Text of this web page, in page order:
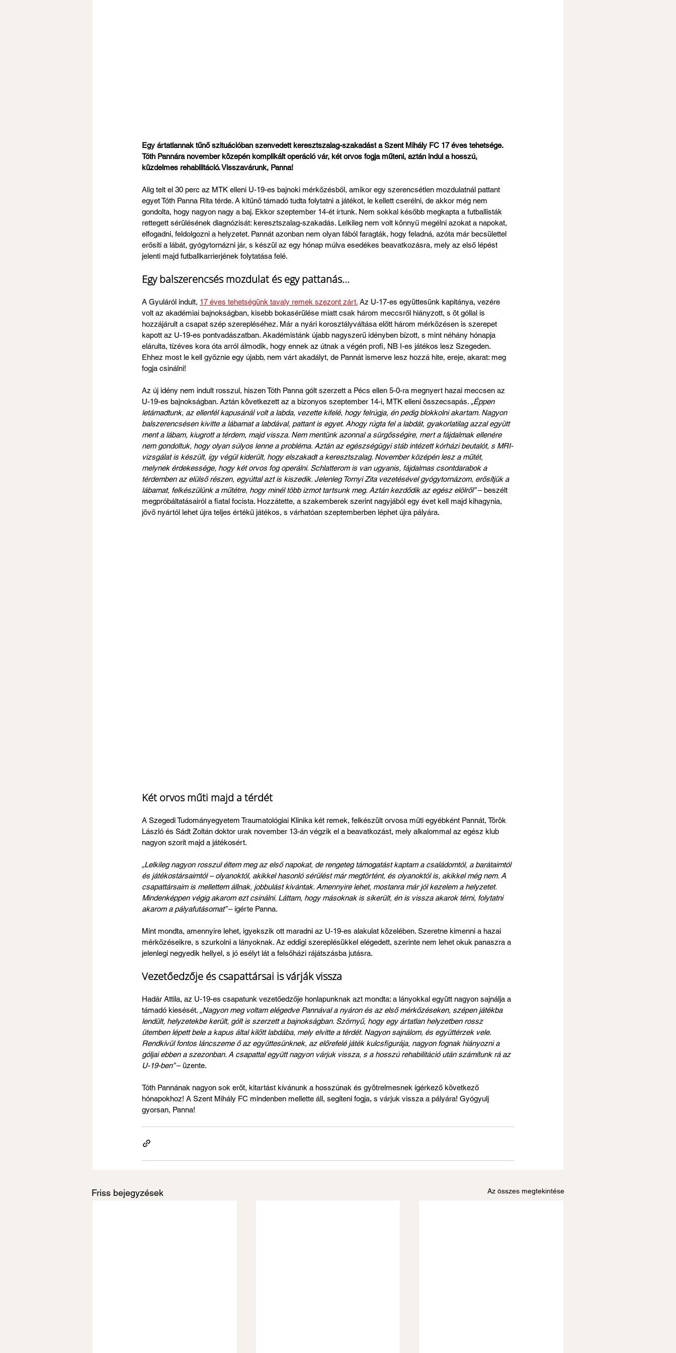
Egy ártatlannak tűnő szituációban szenvedett keresztszalag-szakadást a Szent Mihály FC 17 éves tehetsége.
Tóth Pannára november közepén komplikált operáció vár, két orvos fogja műteni, aztán indul a hosszú,
küzdelmes rehabilitáció. Visszavárunk, Panna!
Alig telt el 30 perc az MTK elleni U-19-es bajnoki mérkőzésből, amikor egy szerencsétlen mozdulatnál pattant
egyet Tóth Panna Rita térde. A kitűnő támadó tudta folytatni a játékot, le kellett cserélni, de akkor még nem
gondolta, hogy nagyon nagy a baj. Ekkor szeptember 14-ét írtunk. Nem sokkal később megkapta a futballisták
rettegett sérülésének diagnózisát: keresztszalag-szakadás. Lelkileg nem volt könnyű megélni azokat a napokat,
elfogadni, feldolgozni a helyzetet. Pannát azonban nem olyan fából faragták, hogy feladná, azóta már becsülettel
erősíti a lábát, gyógytornázni jár, s készül az egy hónap múlva esedékes beavatkozásra, mely az első lépést
jelenti majd futballkarrierjének folytatása felé.
Egy balszerencsés mozdulat és egy pattanás...
A Gyuláról indult, 17 éves tehetségünk tavaly remek szezont zárt. Az U-17-es együttesünk kapitánya, vezére
volt az akadémiai bajnokságban, kisebb bokasérülése miatt csak három meccsről hiányzott, s öt góllal is
hozzájárult a csapat szép szerepléséhez. Már a nyári korosztályváltása előtt három mérkőzésen is szerepet
kapott az U-19-es pontvadászatban. Akadémistánk újabb nagyszerű idényben bízott, s mint néhány hónapja
elárulta, tízéves kora óta arról álmodik, hogy ennek az útnak a végén profi, NB I-es játékos lesz Szegeden.
Ehhez most le kell győznie egy újabb, nem várt akadályt, de Pannát ismerve lesz hozzá hite, ereje, akarat: meg
fogja csinálni!
Az új idény nem indult rosszul, hiszen Tóth Panna gólt szerzett a Pécs ellen 5-0-ra megnyert hazai meccsen az
U-19-es bajnokságban. Aztán következett az a bizonyos szeptember 14-i, MTK elleni összecsapás. „Éppen
letámadtunk, az ellenfél kapusánál volt a labda, vezette kifelé, hogy felrúgja, én pedig blokkolni akartam. Nagyon
balszerencsésen kivitte a lábamat a labdával, pattant is egyet. Ahogy rúgta fel a labdát, gyakorlatilag azzal együtt
ment a lábam, kiugrott a térdem, majd vissza. Nem mentünk azonnal a sürgősségire, mert a fájdalmak ellenére
nem gondoltuk, hogy olyan súlyos lenne a probléma. Aztán az egészségügyi stáb intézett kórházi beutalót, s MRI-
vizsgálat is készült, így végül kiderült, hogy elszakadt a keresztszalag. November középén lesz a műtét,
melynek érdekessége, hogy két orvos fog operálni. Schlatterom is van ugyanis, fájdalmas csontdarabok a
térdemben az elülső részen, egyúttal azt is kiszedik. Jelenleg Tornyi Zita vezetésével gyógytornázom, erősítjük a
lábamat, felkészülünk a műtétre, hogy minél több izmot tartsunk meg. Aztán kezdődik az egész elölről” – beszélt
megpróbáltatásairól a fiatal focista. Hozzátette, a szakemberek szerint nagyjából egy évet kell majd kihagynia,
jövő nyártól lehet újra teljes értékű játékos, s várhatóan szeptemberben léphet újra pályára.
Két orvos műti majd a térdét
A Szegedi Tudományegyetem Traumatológiai Klinika két remek, felkészült orvosa műti egyébként Pannát, Török
László és Sádt Zoltán doktor urak november 13-án végzik el a beavatkozást, mely alkalommal az egész klub
nagyon szorít majd a játékosért.
„Lelkileg nagyon rosszul éltem meg az első napokat, de rengeteg támogatást kaptam a családomtól, a barátaimtól
és játékostársaimtól – olyanoktól, akikkel hasonló sérülést már megtörtént, és olyanoktól is, akikkel még nem. A
csapattársaim is mellettem állnak, jobbulást kívántak. Amennyire lehet, mostanra már jól kezelem a helyzetet.
Mindenképpen végig akarom ezt csinálni. Láttam, hogy másoknak is sikerült, én is vissza akarok térni, folytatni
akarom a pályafutásomat” – ígérte Panna.
Mint mondta, amennyire lehet, igyekszik ott maradni az U-19-es alakulat közelében. Szeretne kimenni a hazai
mérkőzéseikre, s szurkolni a lányoknak. Az eddigi szereplésükkel elégedett, szerinte nem lehet okuk panaszra a
jelenlegi negyedik hellyel, s jó esélyt lát a felsőházi rájátszásba jutásra.
Vezetőedzője és csapattársai is várják vissza
Hadár Attila, az U-19-es csapatunk vezetőedzője honlapunknak azt mondta: a lányokkal együtt nagyon sajnálja a
támadó kiesését. „Nagyon meg voltam elégedve Pannával a nyáron és az első mérkőzéseken, szépen játékba
lendült, helyzetekbe került, gólt is szerzett a bajnokságban. Szörnyű, hogy egy ártatlan helyzetben rossz
ütemben lépett bele a kapus által kilőtt labdába, mely elvitte a térdét. Nagyon sajnálom, és együttérzek vele.
Rendkívül fontos láncszeme ő az együttesünknek, az előrefelé játék kulcsfigurája, nagyon fognak hiányozni a
góljai ebben a szezonban. A csapattal együtt nagyon várjuk vissza, s a hosszú rehabilitáció után számítunk rá az
U-19-ben” – üzente.
Tóth Pannának nagyon sok erőt, kitartást kívánunk a hosszúnak és gyötrelmesnek ígérkező következő
hónapokhoz! A Szent Mihály FC mindenben mellette áll, segíteni fogja, s várjuk vissza a pályára! Gyógyulj
gyorsan, Panna!
Friss bejegyzések Az összes megtekintése